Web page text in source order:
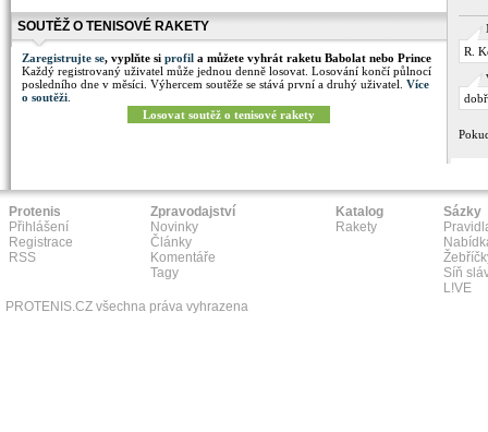
SOUTĚŽ O TENISOVÉ RAKETY
Zaregistrujte se, vyplňte si profil a můžete vyhrát raketu Babolat nebo Prince
Každý registrovaný uživatel může jednou denně losovat. Losování končí půlnocí
posledního dne v měsíci. Výhercem soutěže se stává první a druhý uživatel. Více
o soutěži
Losovat soutěž o tenisové rakety
R.
Protenis
Přihlášení
Registrace
RSS
Zpravodajství
Novinky
Články
Komentáře
Tagy
Katalog
Rakety
Sázky
Síň
L!VE
PROTENIS.CZ všechna práva vyhrazena